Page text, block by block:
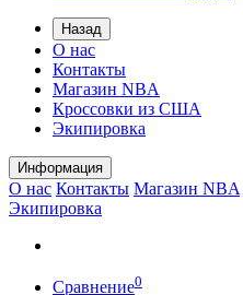
Назад
О нас
Контакты
Магазин NBA
Кроссовки из США
Экипировка
Информация
О нас Контакты Магазин NBA
Экипировка
Сравнение0